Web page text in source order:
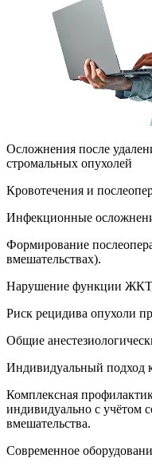
Осложнения после
стромальных опухолей
Кровотечения и
Инфекционные
Формирование
вмешательствах).
Нарушение функции ЖКТ,
Риск рецидива опухоли
Общие
Индивидуальный подход
Комплексная
индивидуально с учётом
вмешательства.
Современное